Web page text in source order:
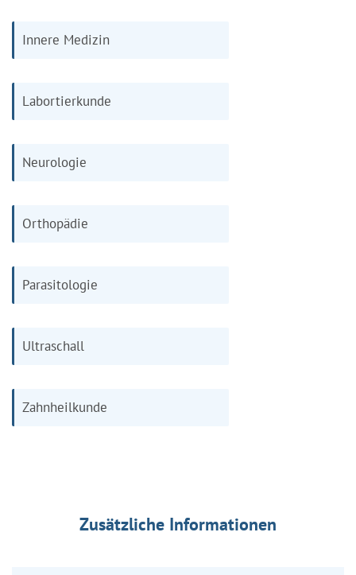
Innere Medizin
Labortierkunde
Neurologie
Orthopädie
Parasitologie
Ultraschall
Zahnheilkunde
Zusätzliche Informationen